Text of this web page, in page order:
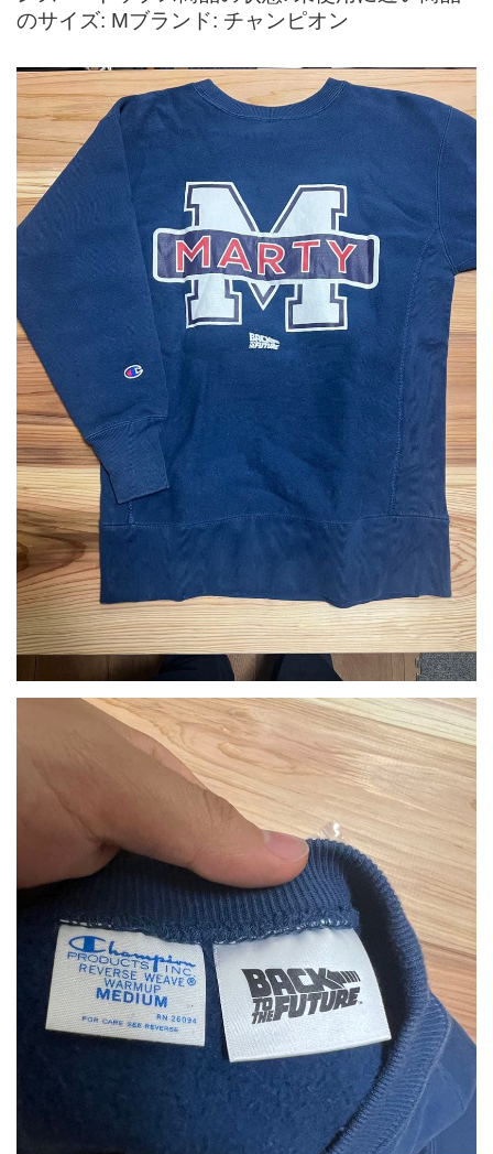
のサイズ: Mブランド: チャンピオン